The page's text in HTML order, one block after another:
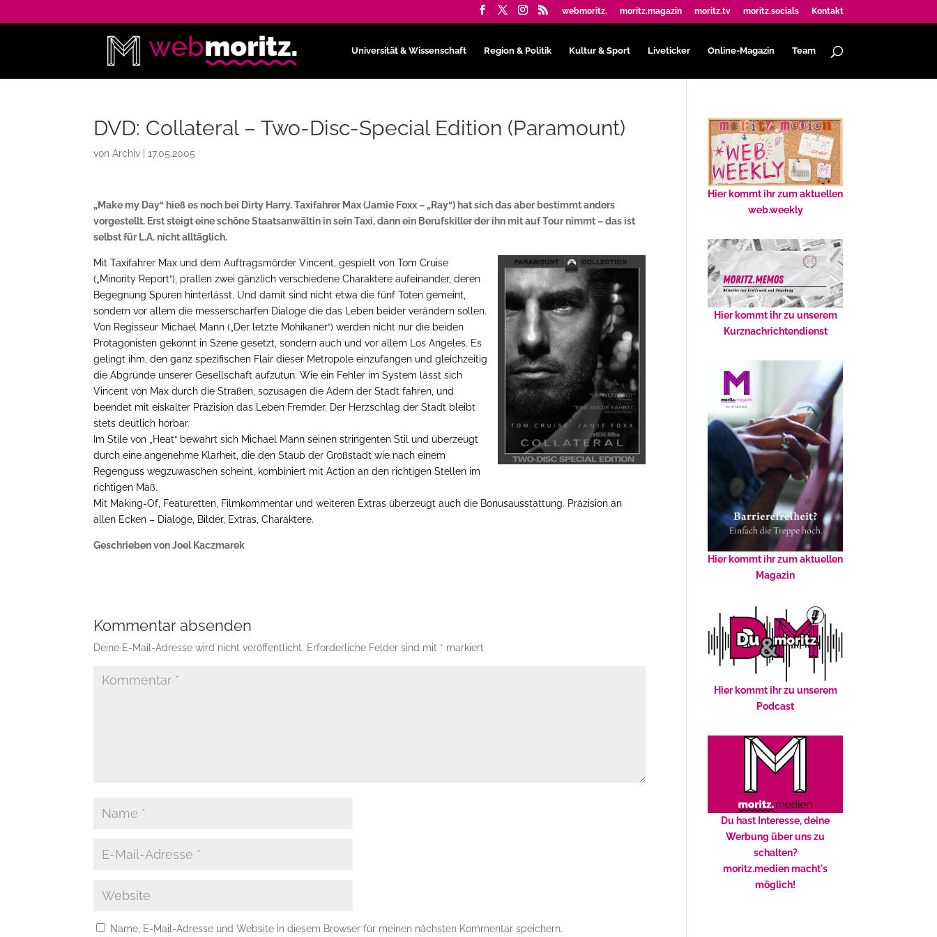
webmoritz. moritz.magazin moritz.tv moritz.socials Kontakt
Universität & Wissenschaft Region & Politik Kultur & Sport Liveticker Online-Magazin Team
DVD: Collateral – Two-Disc-Special Edition (Paramount)
vonArchiv |17.05.2005
„Make my Day“ hieß es noch bei Dirty Harry. Taxifahrer Max (Jamie Foxx – „Ray“) hat sich das aber bestimmt anders
vorgestellt. Erst steigt eine schöne Staatsanwältin in sein Taxi, dann ein Berufskiller der ihn mit auf Tour nimmt – das ist
selbst für L.A. nicht alltäglich.
Mit Taxifahrer Max und dem Auftragsmörder Vincent, gespielt von Tom Cruise
(„Minority Report“), prallen zwei gänzlich verschiedene Charaktere aufeinander, deren
Begegnung Spuren hinterlässt. Und damit sind nicht etwa die fünf Toten gemeint,
sondern vor allem die messerscharfen Dialoge die das Leben beider verändern sollen.
Von Regisseur Michael Mann („Der letzte Mohikaner“) werden nicht nur die beiden
Protagonisten gekonnt in Szene gesetzt, sondern auch und vor allem Los Angeles. Es
gelingt ihm, den ganz spezifischen Flair dieser Metropole einzufangen und gleichzeitig
die Abgründe unserer Gesellschaft aufzutun. Wie ein Fehler im System lässt sich
Vincent von Max durch die Straßen, sozusagen die Adern der Stadt fahren, und
beendet mit eiskalter Präzision das Leben Fremder. Der Herzschlag der Stadt bleibt
stets deutlich hörbar.
Im Stile von „Heat“ bewahrt sich Michael Mann seinen stringenten Stil und überzeugt
durch eine angenehme Klarheit, die den Staub der Großstadt wie nach einem
Regenguss wegzuwaschen scheint, kombiniert mit Action an den richtigen Stellen im
richtigen Maß.
Mit Making-Of, Featuretten, Filmkommentar und weiteren Extras überzeugt auch die Bonusausstattung. Präzision an
allen Ecken – Dialoge, Bilder, Extras, Charaktere.
Geschrieben von Joel Kaczmarek
Kommentar absenden
Deine E-Mail-Adresse wird nicht veröffentlicht. Erforderliche Felder sind mit * markiert
Name, E-Mail-Adresse und Website in diesem Browser für meinen nächsten Kommentar speichern.
Hier kommt ihr zum aktuellen
web.weekly
Hier kommt ihr zu unserem
Kurznachrichtendienst
Hier kommt ihr zum aktuellen
Magazin
Hier kommt ihr zu unserem
Podcast
Du hast Interesse, deine
Werbung über uns zu
schalten?
moritz.medien macht's
möglich!